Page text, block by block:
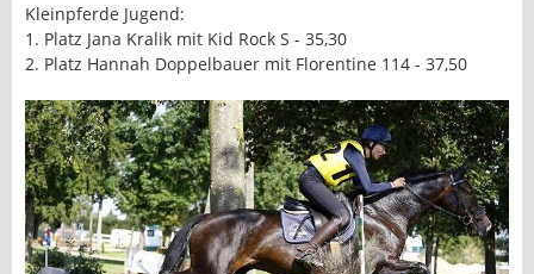
Kleinpferde Jugend:
1. Platz Jana Kralik mit Kid Rock S - 35,30
2. Platz Hannah Doppelbauer mit Florentine 114 - 37,50